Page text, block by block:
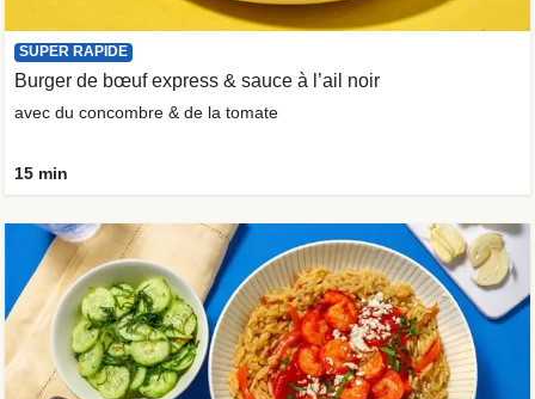
SUPER RAPIDE
Burger de bœuf express & sauce à l’ail noir
avec du concombre & de la tomate
15 min